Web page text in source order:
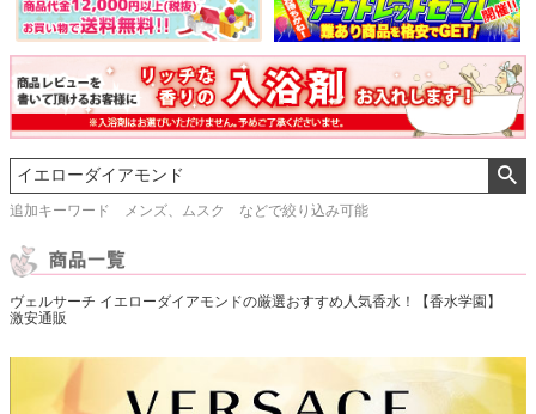
追加キーワード メンズ、ムスク などで絞り込み可能
ヴェルサーチ イエローダイアモンドの厳選おすすめ人気香水！【香水学園】
激安通販